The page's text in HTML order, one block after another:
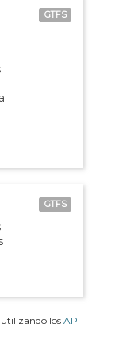
GTFS
GTFS
utilizando los API